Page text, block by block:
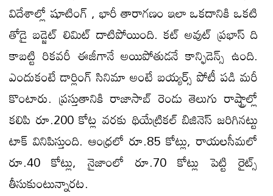
విదేశాల్లో షూటింగ్ , భారీ తారాగణం ఇలా ఒకదానికి ఒకటి
తోడై బడ్జెట్ లిమిట్ దాటిపోయింది. కట్ అవుట్ ప్రభాస్ ది
కాబట్టి రికవరీ ఈజీగానే అయిపోతుడనే కాన్ఫిడెన్స్ ఉంది.
ఎందుకంటే డార్లింగ్ సినిమా అంటే బయ్యర్స్ పోటీ పడి మరీ
కొంటారు. ప్రస్తుతానికి రాజాసాబ్ రెండు తెలుగు రాష్ట్రాల్లో
కలిపి రూ.200 కోట్ల వరకు థియేట్రికల్ బిజినెస్ జరిగినట్టు
టాక్ వినిపిస్తుంది. ఆంధ్రలో రూ.85 కోట్లు, రాయలసీమలో
రూ.40 కోట్లు, నైజాంలో రూ.70 కోట్లు పెట్టి రైట్స్
తీసుకుంటున్నారట.